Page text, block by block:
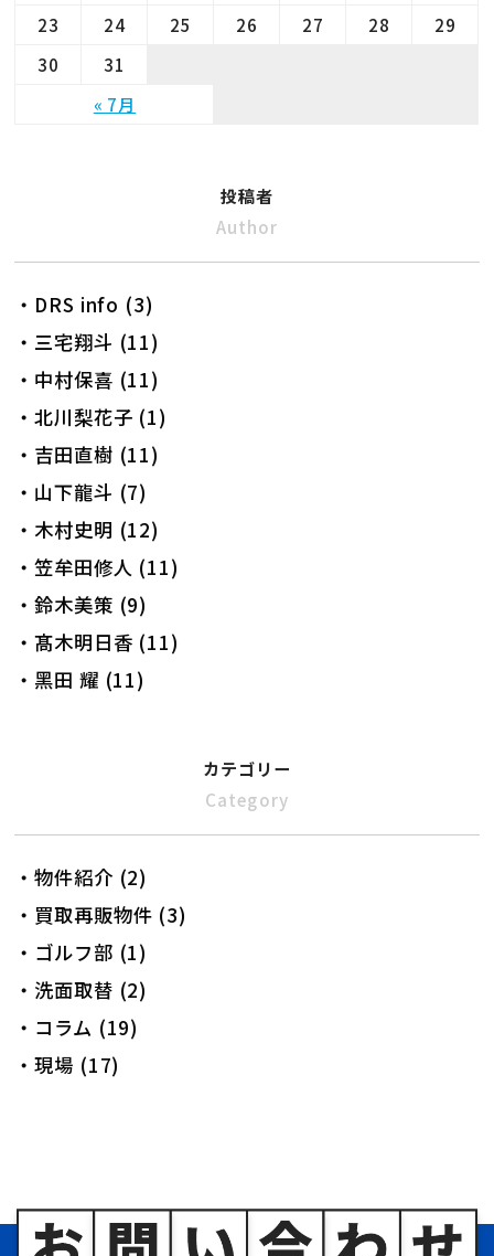
« 7月
23 24 25 26 27 28
29
30
31
投稿者
Author
・DRS info (3)
・三宅翔斗 (11)
・中村保喜 (11)
・北川梨花子 (1)
・吉田直樹 (11)
・山下龍斗 (7)
・木村史明 (12)
・笠牟田修人 (11)
・鈴木美策 (9)
・髙木明日香 (11)
・黑田 耀 (11)
カテゴリー
Category
・物件紹介 (2)
・買取再販物件 (3)
・ゴルフ部 (1)
・洗面取替 (2)
・コラム (19)
・現場 (17)